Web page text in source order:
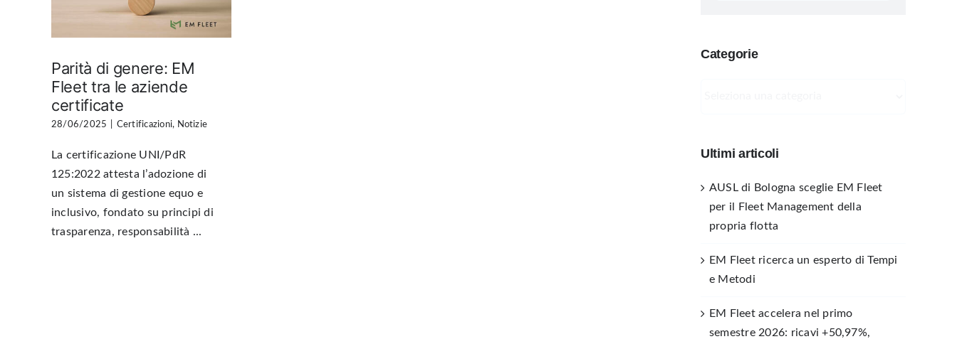
Parità di genere: EM
Fleet tra le aziende
certificate
28/06/2025 Certificazioni, Notizie
La certificazione UNI/PdR
125:2022 attesta l’adozione di
un sistema di gestione equo e
inclusivo, fondato su principi di
trasparenza, responsabilità ...
Categorie
Ultimi articoli
AUSL di Bologna sceglie EM Fleet
per il Fleet Management della
propria flotta
EM Fleet ricerca un esperto di Tempi
e Metodi
EM Fleet accelera nel primo
semestre 2026: ricavi +50,97%,